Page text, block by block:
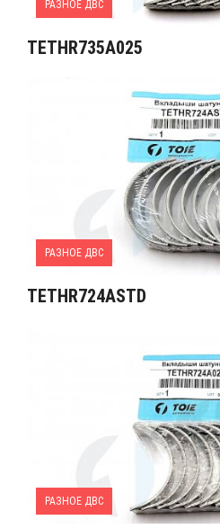
РАЗНОЕ ДВС
TETHR735A025
РАЗНОЕ ДВС
TETHR724ASTD
РАЗНОЕ ДВС